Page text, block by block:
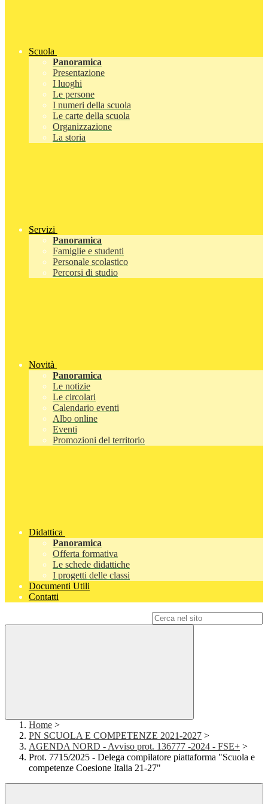
Scuola
Panoramica
Presentazione
I luoghi
Le persone
I numeri della scuola
Le carte della scuola
Organizzazione
La storia
Servizi
Panoramica
Famiglie e studenti
Personale scolastico
Percorsi di studio
Novità
Panoramica
Le notizie
Le circolari
Calendario eventi
Albo online
Eventi
Promozioni del territorio
Didattica
Panoramica
Offerta formativa
Le schede didattiche
I progetti delle classi
Documenti Utili
Contatti
Home >
PN SCUOLA E COMPETENZE 2021-2027 >
AGENDA NORD - Avviso prot. 136777 -2024 - FSE+ >
Prot. 7715/2025 - Delega compilatore piattaforma "Scuola e
competenze Coesione Italia 21-27"